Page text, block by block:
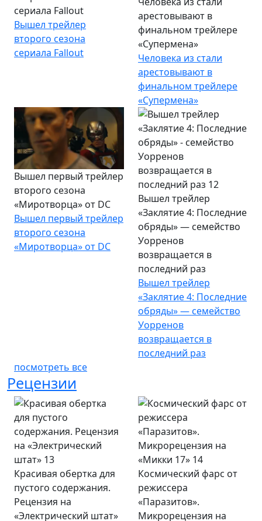
сериала Fallout
Вышел трейлер
второго сезона
сериала Fallout
арестовывают в
финальном трейлере
«Супермена»
Человека из стали
арестовывают в
финальном трейлере
«Супермена»
Вышел первый трейлер
второго сезона
«Миротворца» от DC
Вышел первый трейлер
второго сезона
«Миротворца» от DC
Вышел трейлер
«Заклятие 4: Последние
обряды» — семейство
Уорренов
возвращается в
последний раз
Вышел трейлер
«Заклятие 4: Последние
обряды» — семейство
Уорренов
возвращается в
последний раз
посмотреть все
Рецензии
Красивая обертка для
пустого содержания.
Рецензия на
«Электрический штат»
Космический фарс от
режиссера
«Паразитов».
Микрорецензия на